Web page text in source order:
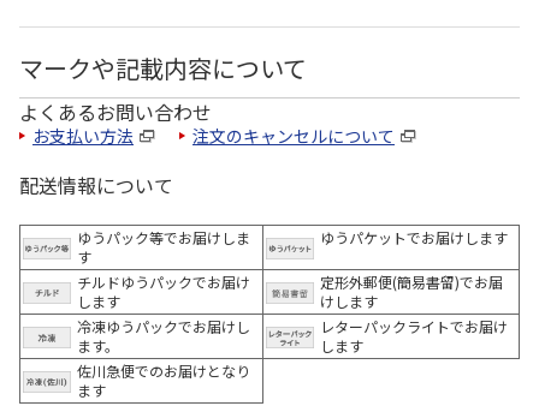
マークや記載内容について
よくあるお問い合わせ
お支払い方法 注文のキャンセルについて
配送情報について
ゆうパック等でお届けしま
す
ゆうパケットでお届けします
チルドゆうパックでお届け
します
定形外郵便(簡易書留)でお届
けします
冷凍ゆうパックでお届けし
ます。
レターパックライトでお届け
します
佐川急便でのお届けとなり
ます